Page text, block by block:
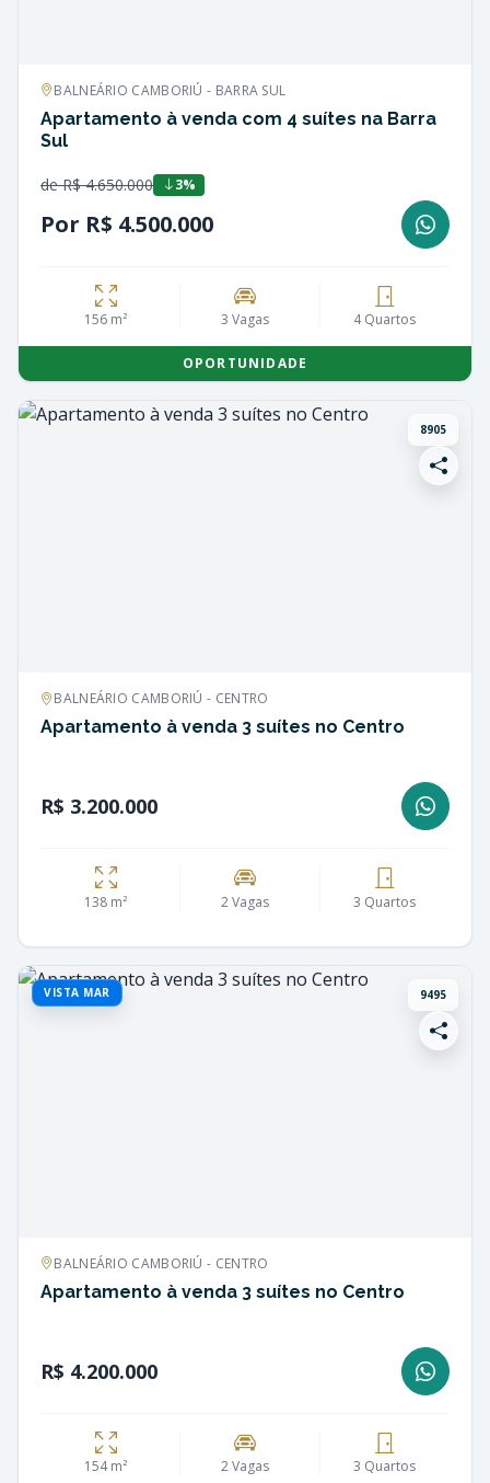
BALNEÁRIO CAMBORIÚ - BARRA SUL
Apartamento à venda com 4 suítes na Barra
Sul
de R$ 4.650.000 3%
Por R$ 4.500.000
156 m² 3 Vagas 4 Quartos
OPORTUNIDADE
8905
BALNEÁRIO CAMBORIÚ - CENTRO
Apartamento à venda 3 suítes no Centro
R$ 3.200.000
138 m² 2 Vagas 3 Quartos
VISTA MAR 9495
BALNEÁRIO CAMBORIÚ - CENTRO
Apartamento à venda 3 suítes no Centro
R$ 4.200.000
154 m² 2 Vagas 3 Quartos